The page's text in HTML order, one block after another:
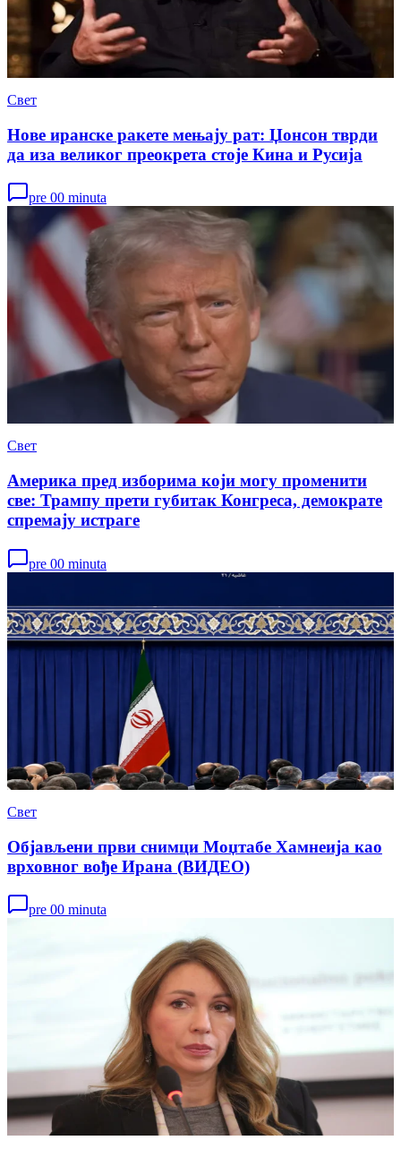
Свет
Нове иранске ракете мењају рат: Џонсон тврди
да иза великог преокрета стоје Кина и Русија
pre 00 minuta
Свет
Америка пред изборима који могу променити
све: Трампу прети губитак Конгреса, демократе
спремају истраге
pre 00 minuta
Свет
Објављени први снимци Моџтабе Хамнеија као
врховног вође Ирана (ВИДЕО)
pre 00 minuta